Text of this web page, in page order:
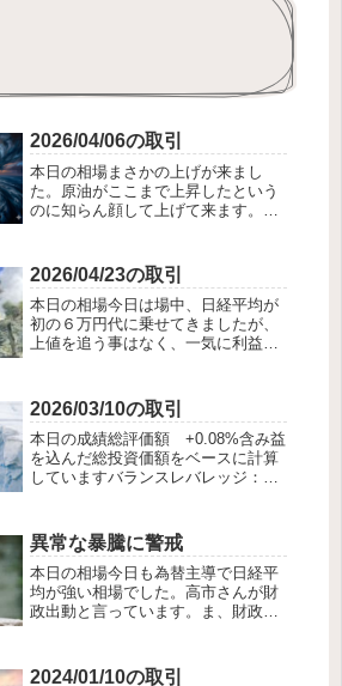
2026/04/06の取引
本日の相場まさかの上げが来まし
た。原油がここまで上昇したという
のに知らん顔して上げて来ます。４
をGETした外国人が、その再投資で
買うんだそうです。申告利益を圧縮
するための３月の...
2026/04/23の取引
本日の相場今日は場中、日経平均が
初の６万円代に乗せてきましたが、
上値を追う事はなく、一気に利益確
のに、株価が最高値っていうこと自
体がおかしな動きだと思います。あ
り余ったお金が、...
2026/03/10の取引
本日の成績総評価額 +0.08%含み益
を込んだ総投資価額をベースに計算
していますバランスレバレッジ：0.1
の取引空売り 4062 イビデン 売出
し...
異常な暴騰に警戒
本日の相場今日も為替主導で日経平
均が強い相場でした。高市さんが財
政出動と言っています。ま、財政で
いるのに、さらなる無謀な発行はい
2024/01/10の取引